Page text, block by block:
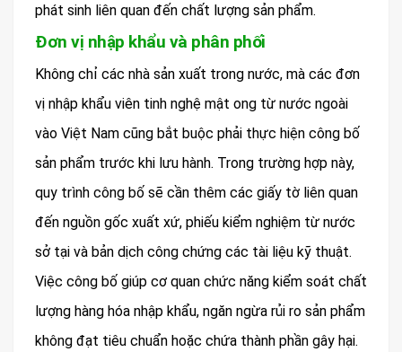
phát sinh liên quan đến chất lượng sản phẩm.
Đơn vị nhập khẩu và phân phối
Không chỉ các nhà sản xuất trong nước, mà các đơn
vị nhập khẩu viên tinh nghệ mật ong từ nước ngoài
vào Việt Nam cũng bắt buộc phải thực hiện công bố
sản phẩm trước khi lưu hành. Trong trường hợp này,
quy trình công bố sẽ cần thêm các giấy tờ liên quan
đến nguồn gốc xuất xứ, phiếu kiểm nghiệm từ nước
sở tại và bản dịch công chứng các tài liệu kỹ thuật.
Việc công bố giúp cơ quan chức năng kiểm soát chất
lượng hàng hóa nhập khẩu, ngăn ngừa rủi ro sản phẩm
không đạt tiêu chuẩn hoặc chứa thành phần gây hại.